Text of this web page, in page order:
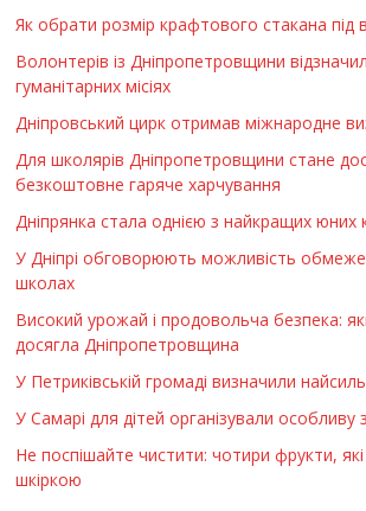
Як обрати розмір крафтового стакана під
Волонтерів із Дніпропетровщини
гуманітарних місіях
Дніпровський цирк отримав міжнародне
Для школярів Дніпропетровщини стане
безкоштовне гаряче харчування
Дніпрянка стала однією з найкращих юних
У Дніпрі обговорюють можливість
школах
Високий урожай і продовольча безпека:
досягла Дніпропетровщина
У Петриківській громаді визначили
У Самарі для дітей організували особливу
Не поспішайте чистити: чотири фрукти, які
шкіркою